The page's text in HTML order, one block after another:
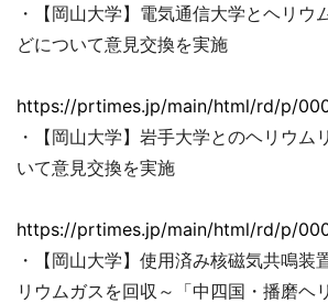
・【岡山大学】電気通信大学とヘリウ
どについて意見交換を実施
https://prtimes.jp/main/html/rd/p/
・【岡山大学】岩手大学とのヘリウム
いて意見交換を実施
https://prtimes.jp/main/html/rd/p/
・【岡山大学】使用済み核磁気共鳴装
リウムガスを回収～「中四国・播磨ヘ